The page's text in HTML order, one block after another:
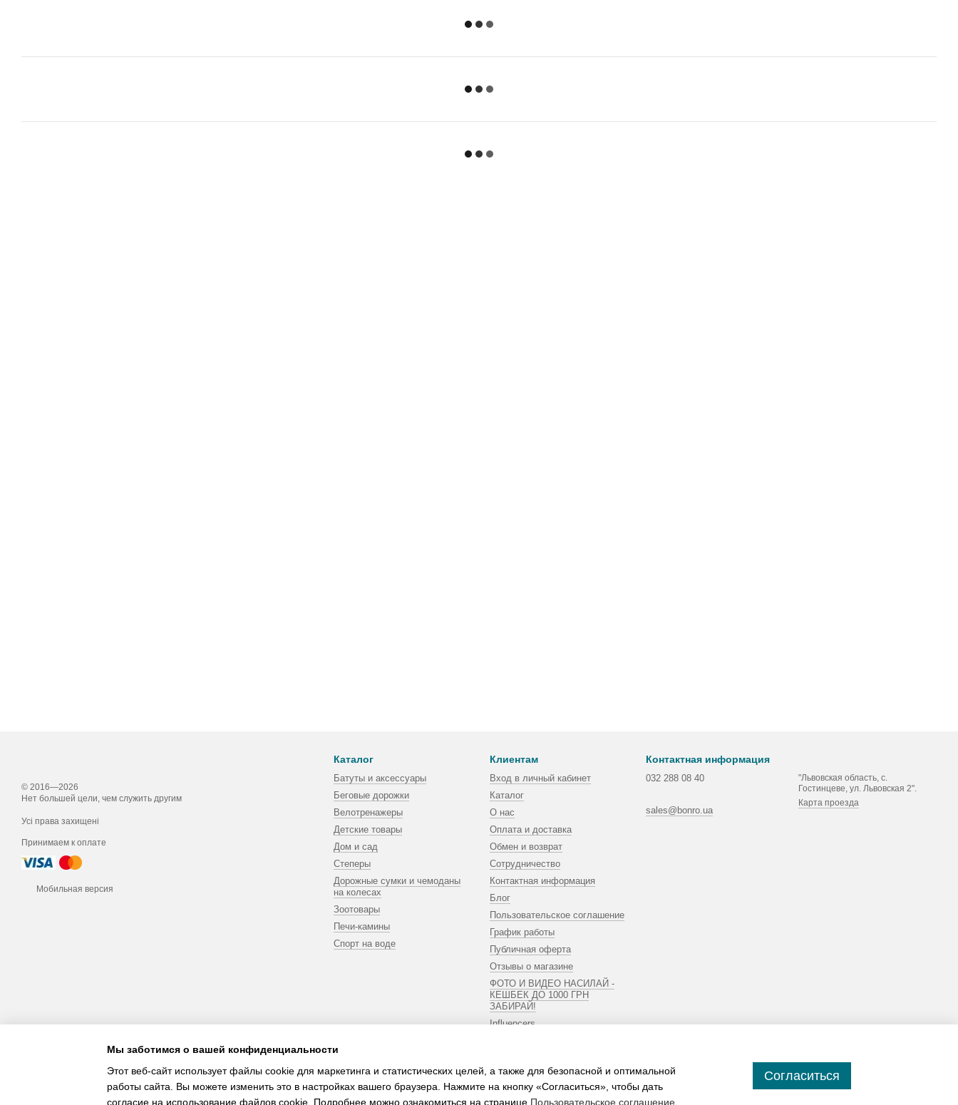
© 2016—2026
Нет большей цели, чем служить другим
Усі права захищені
Принимаем к оплате
Мобильная версия
Каталог
Батуты и аксессуары
Беговые дорожки
Велотренажеры
Детские товары
Дом и сад
Степеры
Дорожные сумки и чемоданы
на колесах
Зоотовары
Печи-камины
Спорт на воде
Клиентам
Вход в личный кабинет
Каталог
О нас
Оплата и доставка
Обмен и возврат
Сотрудничество
Контактная информация
Блог
Пользовательское соглашение
График работы
Публичная оферта
Отзывы о магазине
ФОТО И ВИДЕО НАСИЛАЙ -
КЕШБЕК ДО 1000 ГРН
ЗАБИРАЙ!
Influencers
Контактная информация
032 288 08 40
sales@bonro.ua
"Львовская область, с.
Гостинцеве, ул. Львовская 2".
Карта проезда
Мы заботимся о вашей конфиденциальности
Этот веб-сайт использует файлы cookie для маркетинга и статистических целей, а также для безопасной и оптимальной
работы сайта. Вы можете изменить это в настройках вашего браузера. Нажмите на кнопку «Согласиться», чтобы дать
согласие на использование файлов cookie. Подробнее можно ознакомиться на странице Пользовательское соглашение
Согласиться